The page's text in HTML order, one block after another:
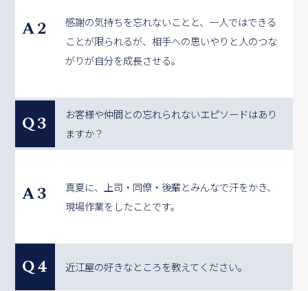
A2
感謝の気持ちを忘れないことと、一人ではできる
ことが限られるが、相手への思いやりと人のつな
がりが自分を成長させる。
Q3
お客様や仲間との忘れられないエピソードはあり
ますか？
A3
真夏に、上司・同僚・後輩とみんなで汗をかき、
現場作業をしたことです。
Q4 近江屋の好きなところを教えてください。